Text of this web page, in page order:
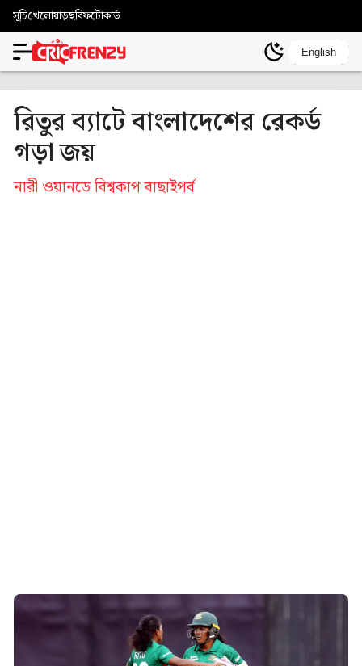
সূচিখেলোয়াড়ছবিফটোকার্ড
English
রিতুর ব্যাটে বাংলাদেশের রেকর্ড
গড়া জয়
নারী ওয়ানডে বিশ্বকাপ বাছাইপর্ব